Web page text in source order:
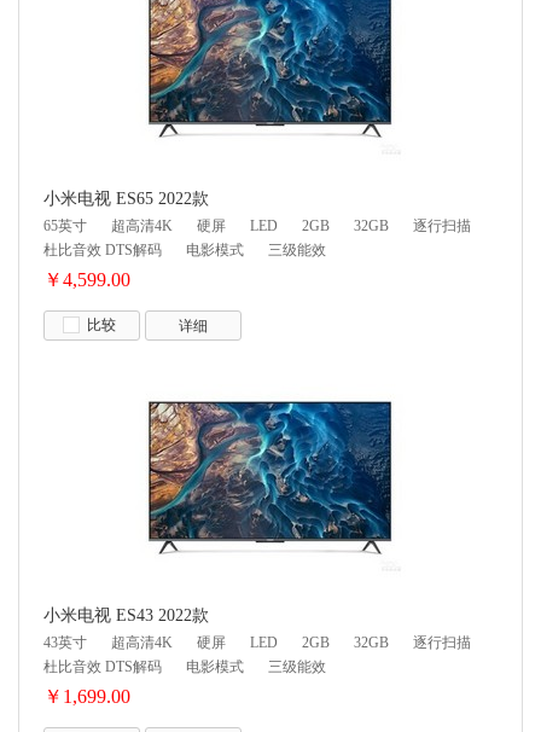
小米电视 ES65 2022款
65英寸 超高清4K 硬屏 LED 2GB 32GB
逐行扫描
杜比音效 DTS解码
电影模式 三级能效
￥4,599.00
比较 详细
小米电视 ES43 2022款
43英寸 超高清4K 硬屏 LED 2GB 32GB
逐行扫描
杜比音效 DTS解码
电影模式 三级能效
￥1,699.00